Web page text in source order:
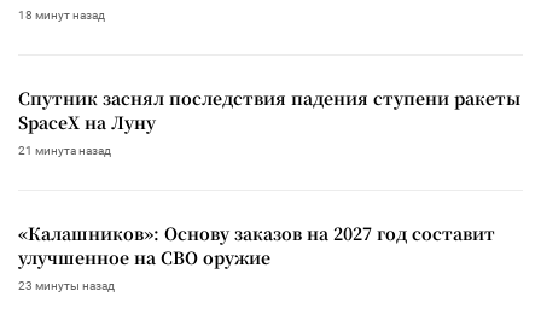
18 минут назад
Спутник заснял последствия падения ступени ракеты
SpaceX на Луну
21 минута назад
«Калашников»: Основу заказов на 2027 год составит
улучшенное на СВО оружие
23 минуты назад